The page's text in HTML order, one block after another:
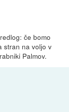
če bomo
stran na voljo v
Palmov.